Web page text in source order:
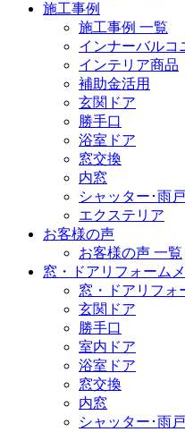
施工事例
施工事例 一覧
インナーバルコ
インテリア商品
補助金活用
玄関ドア
勝手口
浴室ドア
窓交換
内窓
シャッター･雨戸
エクステリア
お客様の声
お客様の声 一覧
窓・ドアリフォーム
窓・ドアリフォ
玄関ドア
勝手口
室内ドア
浴室ドア
窓交換
内窓
シャッター･雨戸